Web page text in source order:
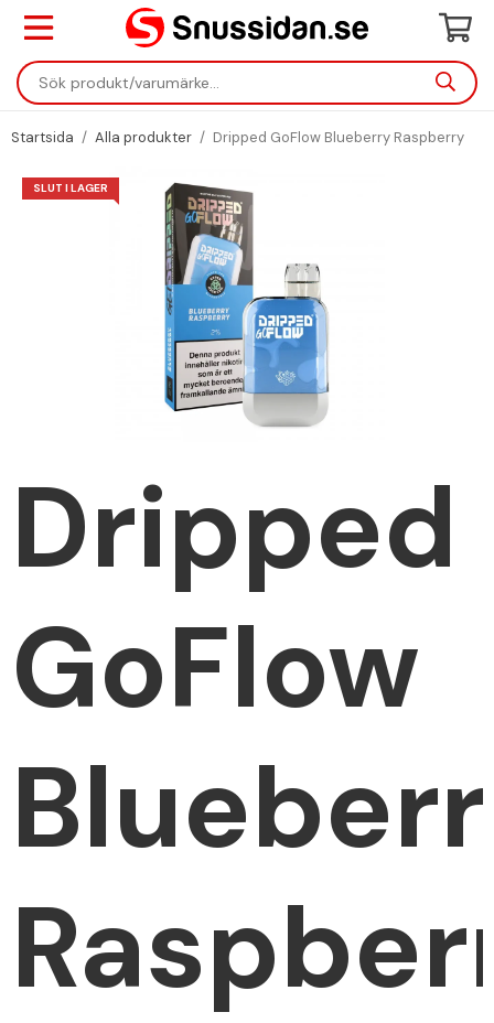
Startsida / Alla produkter / Dripped GoFlow Blueberry Raspberry
SLUT I LAGER
Dripped
GoFlow